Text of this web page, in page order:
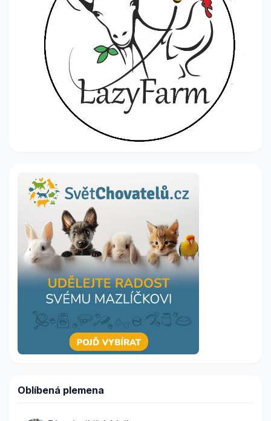
Oblíbená plemena